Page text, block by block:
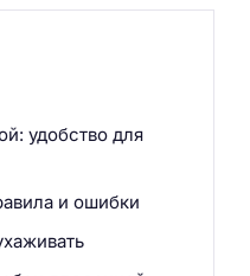
удобство для
и ошибки